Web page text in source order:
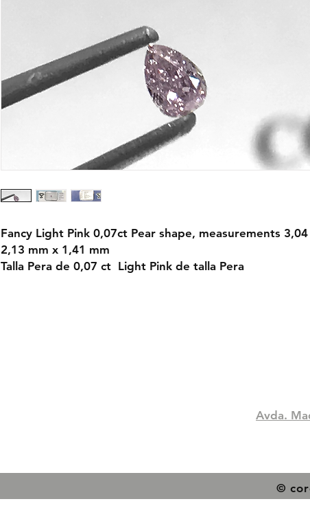
Fancy Light Pink 0,07ct Pear shape, measurements
2,13 mm x 1,41 mm
Talla Pera de 0,07 ct Light Pink de talla Pera
Avda.
©